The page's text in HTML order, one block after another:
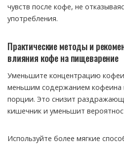
чувств после кофе, не
употребления.
Практические методы и
влияния кофе на пищеварение
Уменьшите концентрацию
меньшим содержанием
порции. Это снизит
кишечник и уменьшит
Используйте более мягкие